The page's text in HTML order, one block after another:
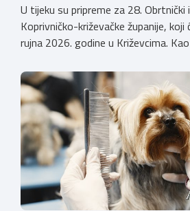
U tijeku su pripreme za 28.
Koprivničko-križevačke županije,
rujna 2026. godine u Križevcima.
Hrvatske te predstaviti raznolikost
obrtništva. Uz bogatu izlagačku
priprema se raznovrstan […]